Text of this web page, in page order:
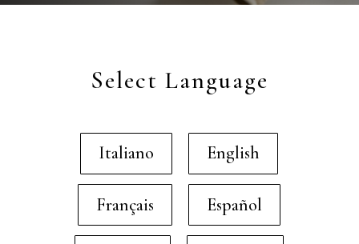
Select Language
Italiano English
Français Español